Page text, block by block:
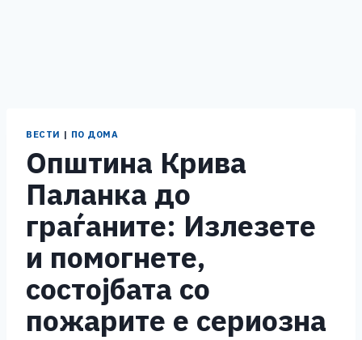
ВЕСТИ | ПО ДОМА
Општина Крива
Паланка до
граѓаните: Излезете
и помогнете,
состојбата со
пожарите е сериозна